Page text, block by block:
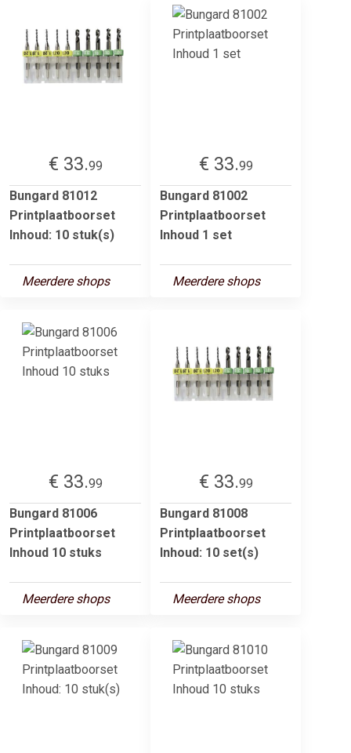
€ 33.99
Bungard 81012
Printplaatboorset
Inhoud: 10 stuk(s)
Meerdere shops
€ 33.99
Bungard 81002
Printplaatboorset
Inhoud 1 set
Meerdere shops
€ 33.99
Bungard 81006
Printplaatboorset
Inhoud 10 stuks
Meerdere shops
€ 33.99
Bungard 81008
Printplaatboorset
Inhoud: 10 set(s)
Meerdere shops